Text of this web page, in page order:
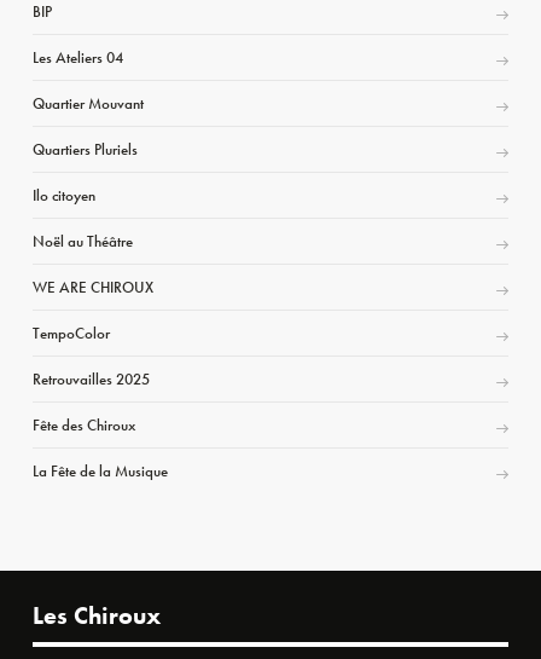
BIP
Les Ateliers 04
Quartier Mouvant
Quartiers Pluriels
Ilo citoyen
Noël au Théâtre
WE ARE CHIROUX
TempoColor
Retrouvailles 2025
Fête des Chiroux
La Fête de la Musique
Les Chiroux